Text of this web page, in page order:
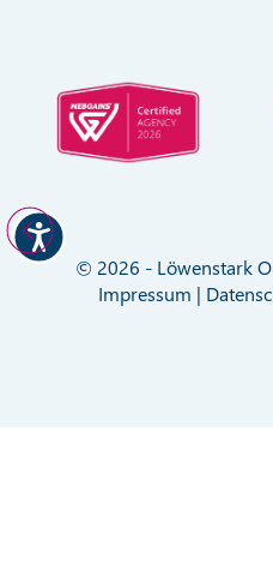
© 2026 - Löwenstark
Impressum |